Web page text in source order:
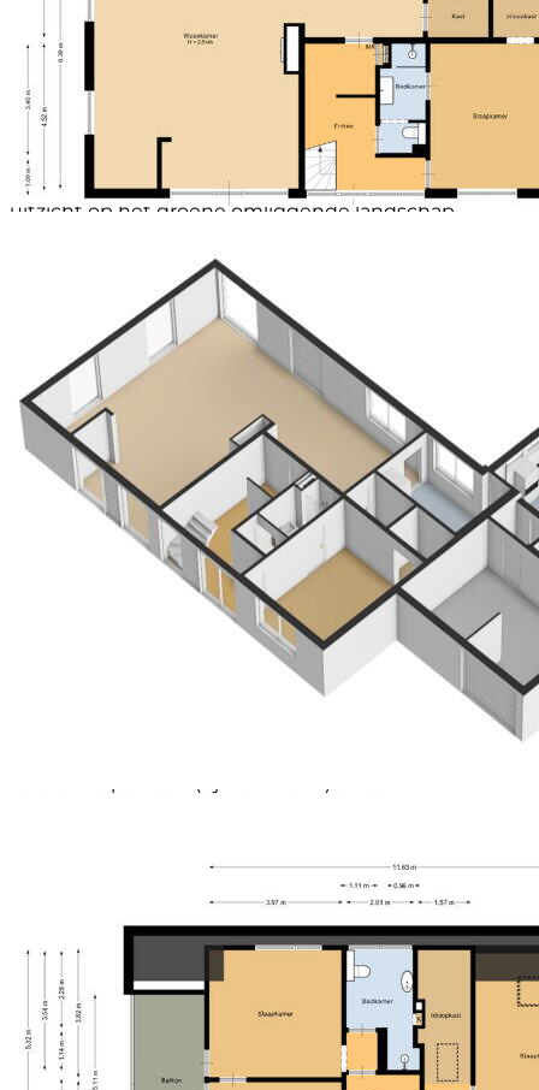
een inloopdouche, wastafel met vast kastnisje
ernaast, een toilet en een dakkapel met een fijn groot
raam waarvan een gedeelte open kan. Verder zijn hier
2 ruime slaapkamers, waarvan de kamer op het
noorden een dakkapel met grote ramen heeft, de
slaapkamer op het zuiden heeft een dakraam. Beide
kamers hebben toegang tot een grote loggia met
een fraai uitzicht. Uw gasten genieten hier van een
warm en luxe verblijf met veel privacy, comfort en
uitzicht op het groene omliggende landschap.
een dagje golfen in de buurt, het maakt de B&B tot
een geliefde bestemming. Maar net zo gemakkelijk is
alles natuurlijk ook gewoon te gebruiken als een fijne
en royale (levensloopbestendige) gezinswoning.
Tuin:
De fraai aangelegde tuin is een oase van rust en
privacy. Besloten, met schaduwrijke hoekjes, vele
struiken, bomen en planten, diverse zitjes, houten
overkapping, een sfeervolle vijver, een houtgestookte
hottub èn een jeu-de-boules baan, heb je hier een
heerlijke plek om te ontspannen en te genieten.
Zowel bewoners als gasten ervaren hier de luxe van
buiten leven in volledige privacy.
* Ruim, levensloopbestendig woonhuis
* Riante garage (voorheen dubbele garage,
eenvoudig terug te brengen)
Deze royale en instapklare woning ligt aan een
autoluw hofje, in een bijzonder groene omgeving. Alle
voorzieningen bevinden zich op korte afstand, terwijl
natuurgebieden, fiets- en wandelroutes en de
golfbaan letterlijk om de hoek liggen. Een plek waar
wonen en genieten naadloos samenkomen.
Capaciteit (garage)
Voorzieningen (garage)
Verwarming, elektra,
elektrische deur
Soort parkeergelegenheid
Openbaar parkeren, op
eigen terrein